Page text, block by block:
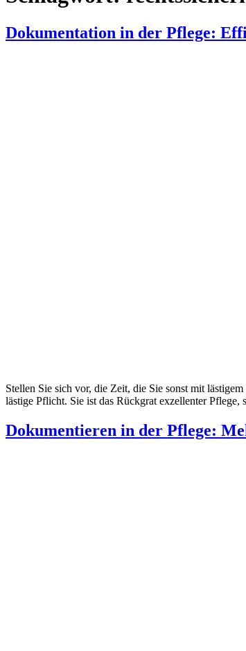
Dokumentation in der Pflege:
Stellen Sie sich vor, die Zeit, die Sie sonst mit
lästige Pflicht. Sie ist das Rückgrat exzellenter
Dokumentieren in der Pflege: